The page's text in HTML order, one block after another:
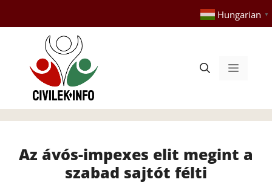
tartalomba
Hungarian ▼
Menü
Az ávós-impexes elit megint a
szabad sajtót félti